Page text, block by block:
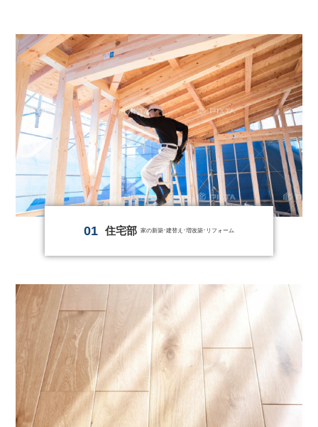
01 住宅部 家の新築･建替え･増改築･リフォーム